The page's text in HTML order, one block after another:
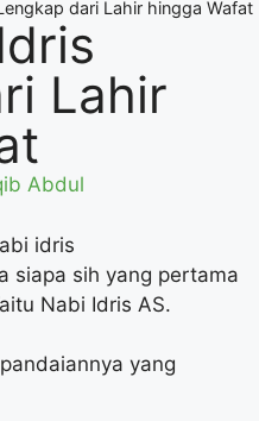
dari Lahir hingga Wafat
Lahir
Abdul
siapa sih yang pertama
Nabi Idris AS.
yang